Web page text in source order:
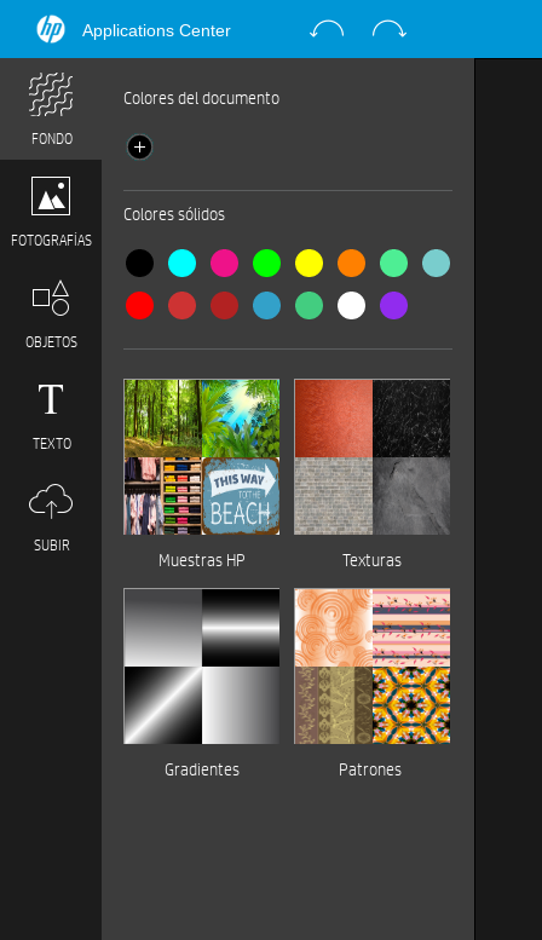
FONDO
FOTOGRAFÍAS
OBJETOS
TEXTO
SUBIR
Colores del documento
Colores sólidos
Muestras HP Texturas
Gradientes Patrones
Applications Center